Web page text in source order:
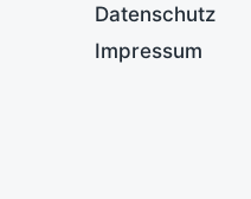
Datenschutz
Impressum